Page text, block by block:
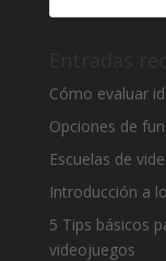
Cómo evaluar
Opciones de
Escuelas de
Introducción a
5 Tips básicos
videojuegos